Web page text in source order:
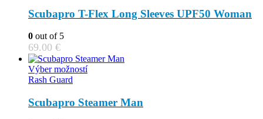
Scubapro T-Flex Long Sleeves UPF50 Woman
0 out of 5
69.00 €
Výber možnostíThis
multiple
variants.
Rash Guard
Scubapro Steamer Man